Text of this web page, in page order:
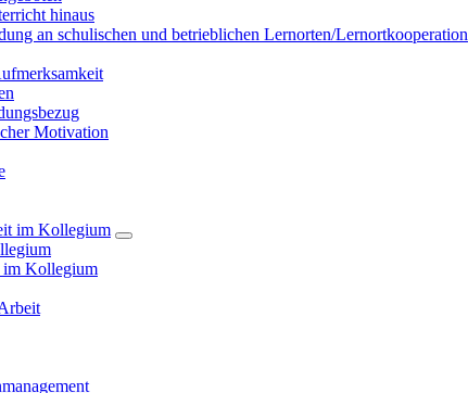
hinaus
an schulischen und betrieblichen Lernorten/Lernortkooperation
Motivation
im Kollegium
im Kollegium